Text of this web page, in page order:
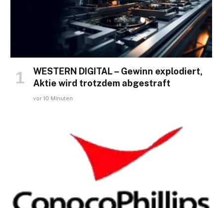
WESTERN DIGITAL – Gewinn explodiert,
Aktie wird trotzdem abgestraft
vor 10 Minuten